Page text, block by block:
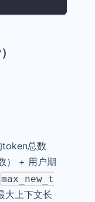
token总数
） + 用户期
max_new_t
大上下文长